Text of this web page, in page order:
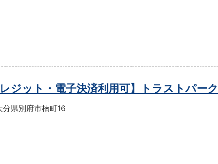
レジット・電子決済利用可】トラストパー
分県別府市楠町16